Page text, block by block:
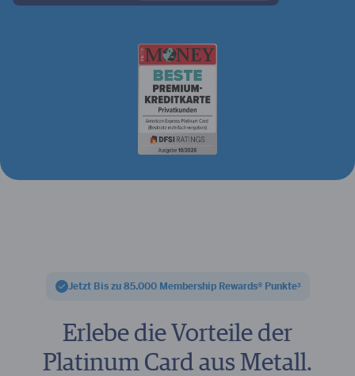
Jetzt Bis zu 85.000 Membership Rewards® Punkte3
Erlebe die Vorteile der
Platinum Card aus Metall.